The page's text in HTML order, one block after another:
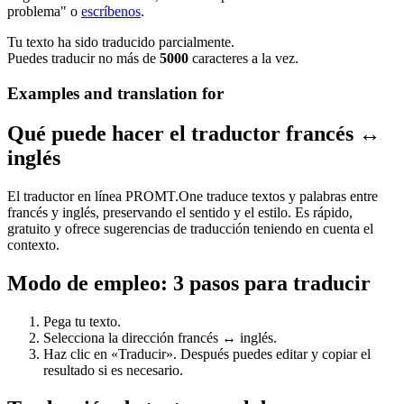
problema" o escríbenos.
Tu texto ha sido traducido parcialmente.
Puedes traducir no más de 5000 caracteres a la vez.
Examples and translation for
Qué puede hacer el traductor francés ↔
inglés
El traductor en línea PROMT.One traduce textos y palabras entre
francés y inglés, preservando el sentido y el estilo. Es rápido,
gratuito y ofrece sugerencias de traducción teniendo en cuenta el
contexto.
Modo de empleo: 3 pasos para traducir
Pega tu texto.
Selecciona la dirección francés ↔ inglés.
Haz clic en «Traducir». Después puedes editar y copiar el
resultado si es necesario.